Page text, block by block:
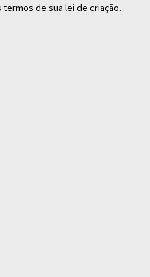
de sua lei de criação.